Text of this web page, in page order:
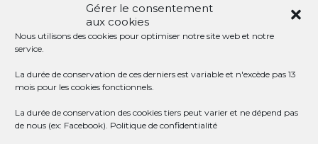
Gérer le consentement
aux cookies
Nous utilisons des cookies pour optimiser notre site web et notre
service.
La durée de conservation de ces derniers est variable et n'excède pas 13
mois pour les cookies fonctionnels.
La durée de conservation des cookies tiers peut varier et ne dépend pas
de nous (ex: Facebook). Politique de confidentialité
TITULAIRE
CONTRACTUEL